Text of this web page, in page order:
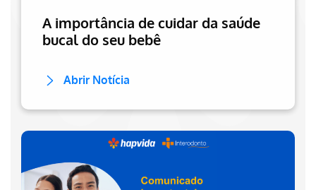
A importância de cuidar da saúde
bucal do seu bebê
Abrir Notícia